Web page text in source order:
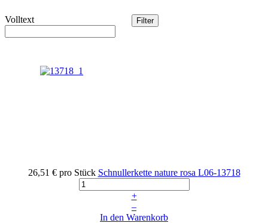
Volltext
26,51 € pro Stück Schnullerkette nature rosa L06-13718
+
–
In den Warenkorb